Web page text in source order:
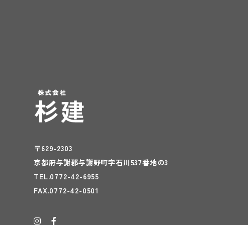
〒629-2303
京都府与謝郡与謝野町字石川537番地の3
TEL.0772-42-6955
FAX.0772-42-0501